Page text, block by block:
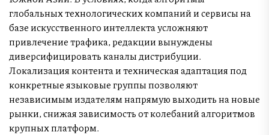
глобальных технологических компаний и сервисы на
базе искусственного интеллекта усложняют
привлечение трафика, редакции вынуждены
диверсифицировать каналы дистрибуции.
Локализация контента и техническая адаптация под
конкретные языковые группы позволяют
независимым издателям напрямую выходить на новые
рынки, снижая зависимость от колебаний алгоритмов
крупных платформ.